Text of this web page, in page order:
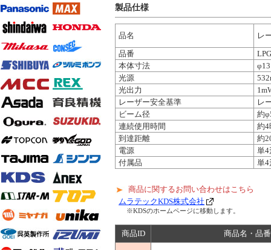
製品仕様
品名
レ
品番
本体寸法
光源
光出力
レーザー安全基準
レ
ビーム径
約
連続使用時間
約4
到達距離
約
電源
単4
付属品
単4
商品に関するお問い合わせはこちら
ムラテックKDS株式会社
※KDSのホームページに移動します。
商品ID 商品名・品番